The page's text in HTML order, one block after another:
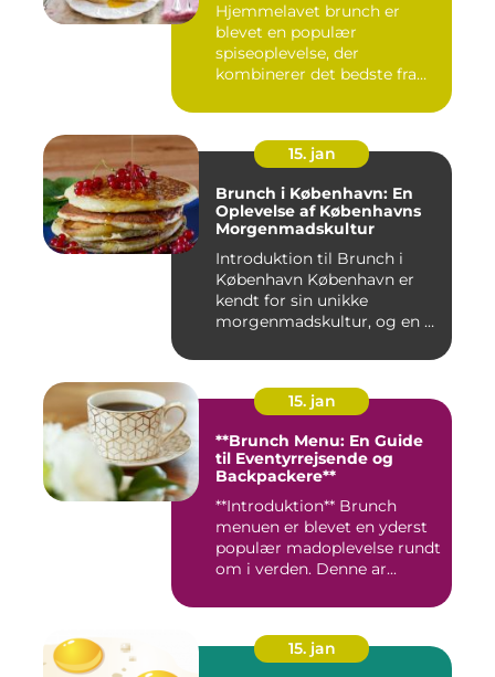
Hjemmelavet brunch er
blevet en populær
spiseoplevelse, der
kombinerer det bedste fra
15. jan
Brunch i København: En
Oplevelse af Københavns
Morgenmadskultur
Introduktion til Brunch i
København København er
kendt for sin unikke
morgenmadskultur, og en af
15. jan
**Brunch Menu: En Guide
til Eventyrrejsende og
Backpackere**
**Introduktion** Brunch
menuen er blevet en yderst
populær madoplevelse rundt
om i verden. Denne ar...
15. jan